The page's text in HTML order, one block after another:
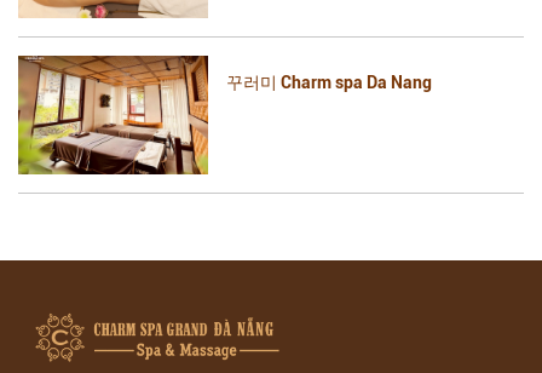
꾸러미 Charm spa Da Nang